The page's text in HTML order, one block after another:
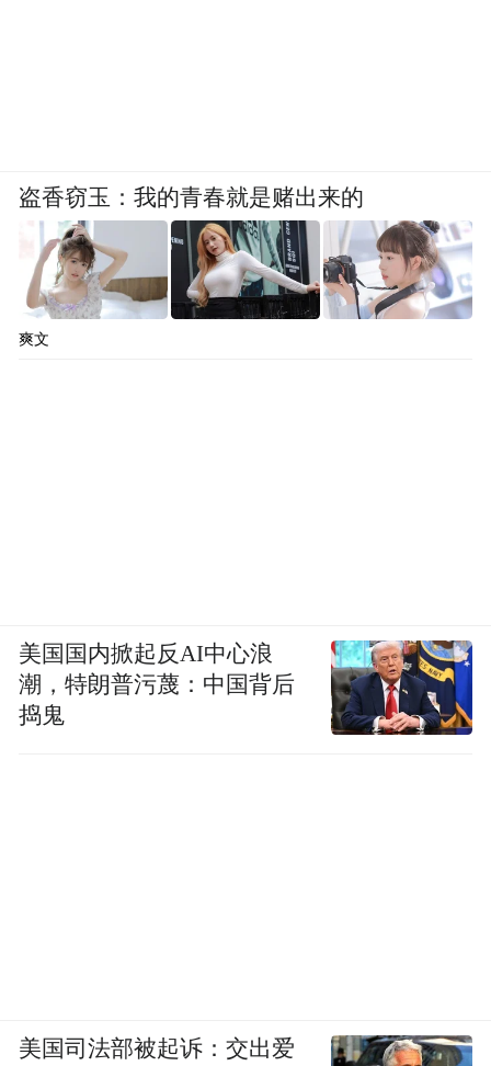
盗香窃玉：我的青春就是赌出来的
爽文
美国国内掀起反AI中心浪
潮，特朗普污蔑：中国背后
捣鬼
美国司法部被起诉：交出爱